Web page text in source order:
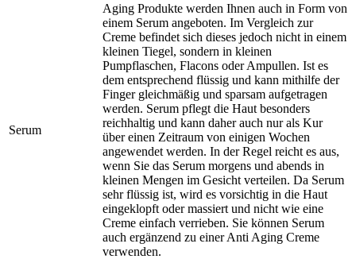
Serum
Aging Produkte werden Ihnen auch in Form von
einem Serum angeboten. Im Vergleich zur
Creme befindet sich dieses jedoch nicht in einem
kleinen Tiegel, sondern in kleinen
Pumpflaschen, Flacons oder Ampullen. Ist es
dem entsprechend flüssig und kann mithilfe der
Finger gleichmäßig und sparsam aufgetragen
werden. Serum pflegt die Haut besonders
reichhaltig und kann daher auch nur als Kur
über einen Zeitraum von einigen Wochen
angewendet werden. In der Regel reicht es aus,
wenn Sie das Serum morgens und abends in
kleinen Mengen im Gesicht verteilen. Da Serum
sehr flüssig ist, wird es vorsichtig in die Haut
eingeklopft oder massiert und nicht wie eine
Creme einfach verrieben. Sie können Serum
auch ergänzend zu einer Anti Aging Creme
verwenden.